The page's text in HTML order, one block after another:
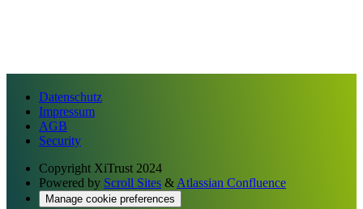
Datenschutz
Impressum
AGB
Security
Copyright XiTrust 2024
Powered by Scroll Sites & Atlassian Confluence
Manage cookie preferences